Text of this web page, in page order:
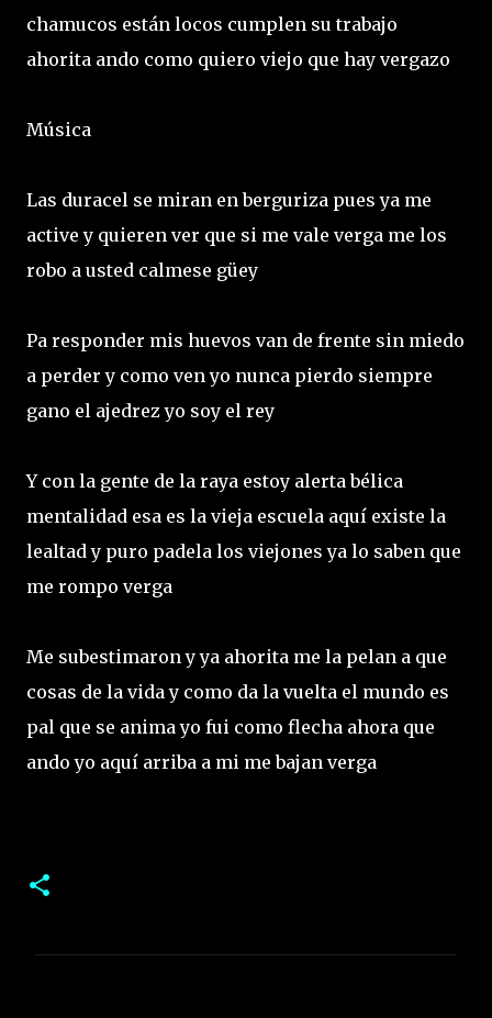
chamucos están locos cumplen su trabajo
ahorita ando como quiero viejo que hay vergazo
Música
Las duracel se miran en berguriza pues ya me
active y quieren ver que si me vale verga me los
robo a usted calmese güey
Pa responder mis huevos van de frente sin miedo
a perder y como ven yo nunca pierdo siempre
gano el ajedrez yo soy el rey
Y con la gente de la raya estoy alerta bélica
mentalidad esa es la vieja escuela aquí existe la
lealtad y puro padela los viejones ya lo saben que
me rompo verga
Me subestimaron y ya ahorita me la pelan a que
cosas de la vida y como da la vuelta el mundo es
pal que se anima yo fui como flecha ahora que
ando yo aquí arriba a mi me bajan verga